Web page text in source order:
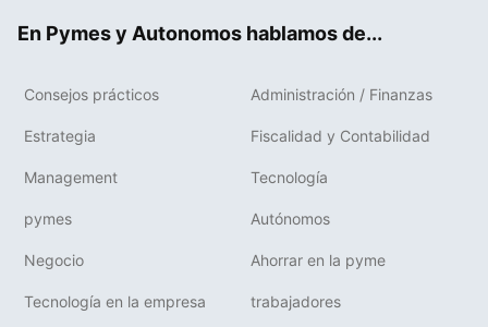
En Pymes y Autonomos hablamos de...
Consejos prácticos Administración / Finanzas
Estrategia Fiscalidad y Contabilidad
Management Tecnología
pymes Autónomos
Negocio Ahorrar en la pyme
Tecnología en la empresa trabajadores